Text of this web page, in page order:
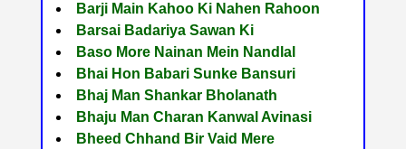
Barji Main Kahoo Ki Nahen Rahoon
Barsai Badariya Sawan Ki
Baso More Nainan Mein Nandlal
Bhai Hon Babari Sunke Bansuri
Bhaj Man Shankar Bholanath
Bhaju Man Charan Kanwal Avinasi
Bheed Chhand Bir Vaid Mere